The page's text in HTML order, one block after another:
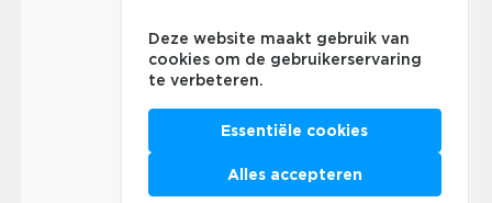
Deze website maakt gebruik van
cookies om de gebruikerservaring
te verbeteren.
Essentiële cookies
Alles accepteren